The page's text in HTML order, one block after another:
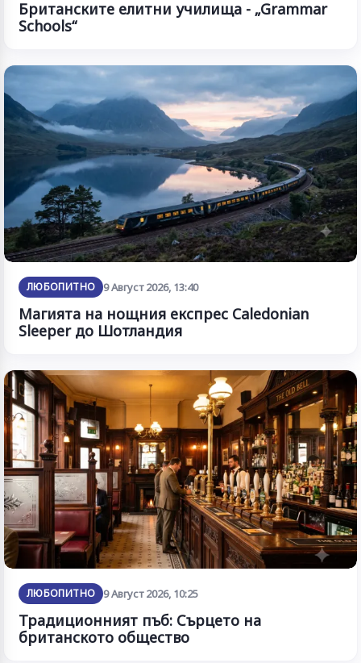
Британските елитни училища - „Grammar
Schools“
ЛЮБОПИТНО 9 Август 2026, 13:40
Магията на нощния експрес Caledonian
Sleeper до Шотландия
ЛЮБОПИТНО 9 Август 2026, 10:25
Традиционният пъб: Сърцето на
британското общество